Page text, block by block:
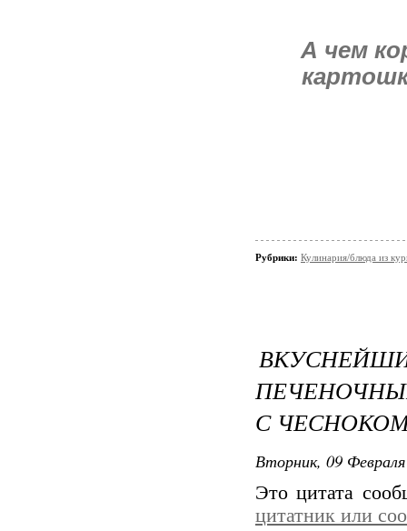
А чем
Рубрики: Кулинария/блюда из
С
Вторник, 09
Это цитата
цитатник или